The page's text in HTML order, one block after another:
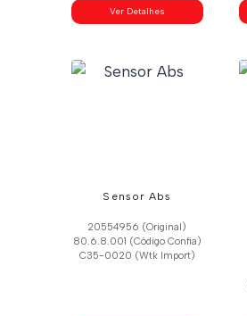
Ver Detalhes
Sensor Abs
20554956 (Original)
80.6.8.001 (Código Confia)
C35-0020 (Wtk Import)